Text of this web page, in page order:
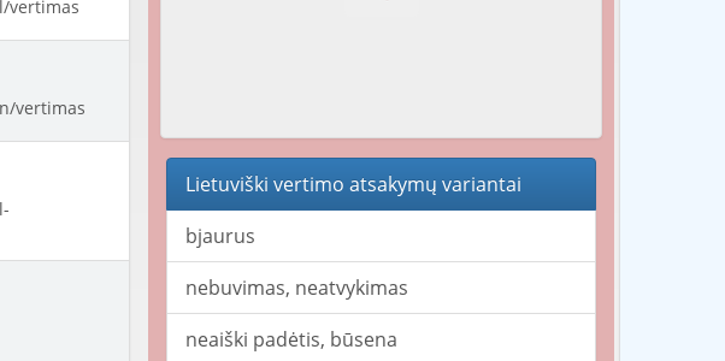
vertimas
vertimas
Lietuviški vertimo atsakymų variantai
bjaurus
nebuvimas, neatvykimas
neaiški padėtis, būsena